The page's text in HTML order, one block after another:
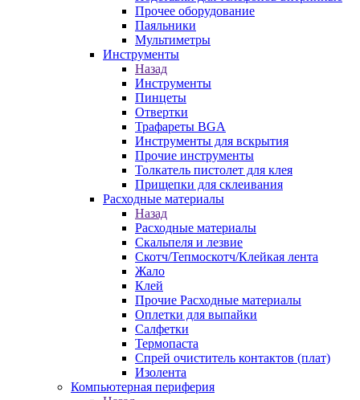
Прочее оборудование
Паяльники
Мультиметры
Инструменты
Назад
Инструменты
Пинцеты
Отвертки
Трафареты BGA
Инструменты для вскрытия
Прочие инструменты
Толкатель пистолет для клея
Прищепки для склеивания
Расходные материалы
Назад
Расходные материалы
Скальпеля и лезвие
Скотч/Тепмоскотч/Клейкая лента
Жало
Клей
Прочие Расходные материалы
Оплетки для выпайки
Салфетки
Термопаста
Спрей очиститель контактов (плат)
Изолента
Компьютерная периферия